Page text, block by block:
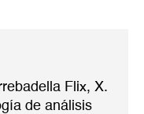
Flix, X.
de análisis